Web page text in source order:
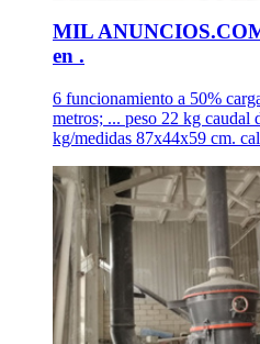
MIL
en .
6 funcionamiento a 50%
metros; ... peso 22 kg caudal
kg/medidas 87x44x59 cm.